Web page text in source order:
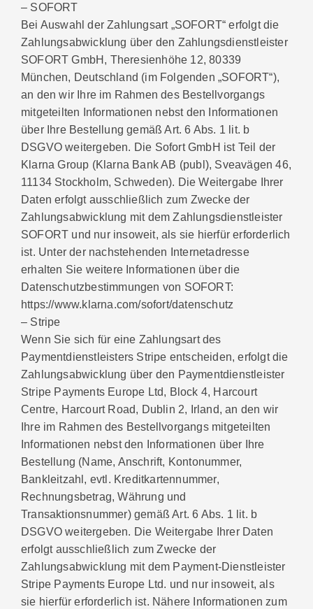
– SOFORT
Bei Auswahl der Zahlungsart „SOFORT“ erfolgt die
Zahlungsabwicklung über den Zahlungsdienstleister
SOFORT GmbH, Theresienhöhe 12, 80339
München, Deutschland (im Folgenden „SOFORT“),
an den wir Ihre im Rahmen des Bestellvorgangs
mitgeteilten Informationen nebst den Informationen
über Ihre Bestellung gemäß Art. 6 Abs. 1 lit. b
DSGVO weitergeben. Die Sofort GmbH ist Teil der
Klarna Group (Klarna Bank AB (publ), Sveavägen 46,
11134 Stockholm, Schweden). Die Weitergabe Ihrer
Daten erfolgt ausschließlich zum Zwecke der
Zahlungsabwicklung mit dem Zahlungsdienstleister
SOFORT und nur insoweit, als sie hierfür erforderlich
ist. Unter der nachstehenden Internetadresse
erhalten Sie weitere Informationen über die
Datenschutzbestimmungen von SOFORT:
https://www.klarna.com/sofort/datenschutz
– Stripe
Wenn Sie sich für eine Zahlungsart des
Paymentdienstleisters Stripe entscheiden, erfolgt die
Zahlungsabwicklung über den Paymentdienstleister
Stripe Payments Europe Ltd, Block 4, Harcourt
Centre, Harcourt Road, Dublin 2, Irland, an den wir
Ihre im Rahmen des Bestellvorgangs mitgeteilten
Informationen nebst den Informationen über Ihre
Bestellung (Name, Anschrift, Kontonummer,
Bankleitzahl, evtl. Kreditkartennummer,
Rechnungsbetrag, Währung und
Transaktionsnummer) gemäß Art. 6 Abs. 1 lit. b
DSGVO weitergeben. Die Weitergabe Ihrer Daten
erfolgt ausschließlich zum Zwecke der
Zahlungsabwicklung mit dem Payment-Dienstleister
Stripe Payments Europe Ltd. und nur insoweit, als
sie hierfür erforderlich ist. Nähere Informationen zum